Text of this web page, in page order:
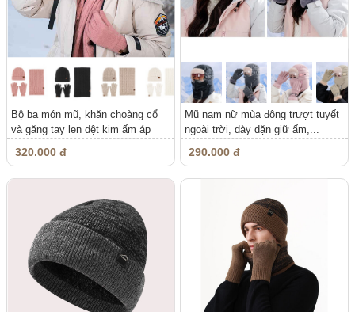
Bộ ba món mũ, khăn choàng cổ
và găng tay len dệt kim ấm áp
320.000 đ
Mũ nam nữ mùa đông trượt tuyết
ngoài trời, dày dặn giữ ấm,...
290.000 đ